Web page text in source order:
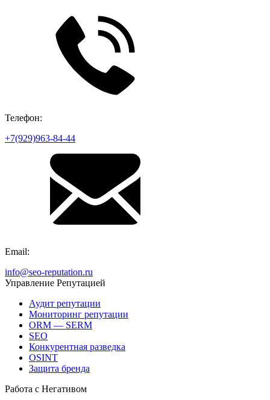
Телефон:
+7(929)963-84-44
Email:
info@seo-reputation.ru
Управление Репутацией
Аудит репутации
Мониторинг репутации
ORM — SERM
SEO
Конкурентная разведка
OSINT
Защита бренда
Работа с Негативом